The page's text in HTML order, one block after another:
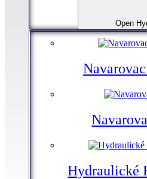
Open
Hydraulické